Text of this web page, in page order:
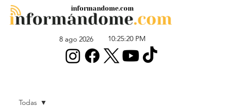
8 ago 2026 10:25:20 PM
informandome.com
Todas